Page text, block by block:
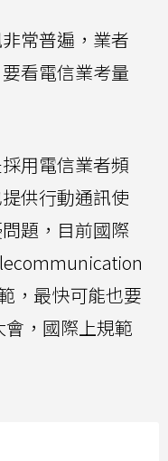
常普遍，業者
看電信業考量
用電信業者頻
供行動通訊使
題，目前國際
，最快可能也要
，國際上規範